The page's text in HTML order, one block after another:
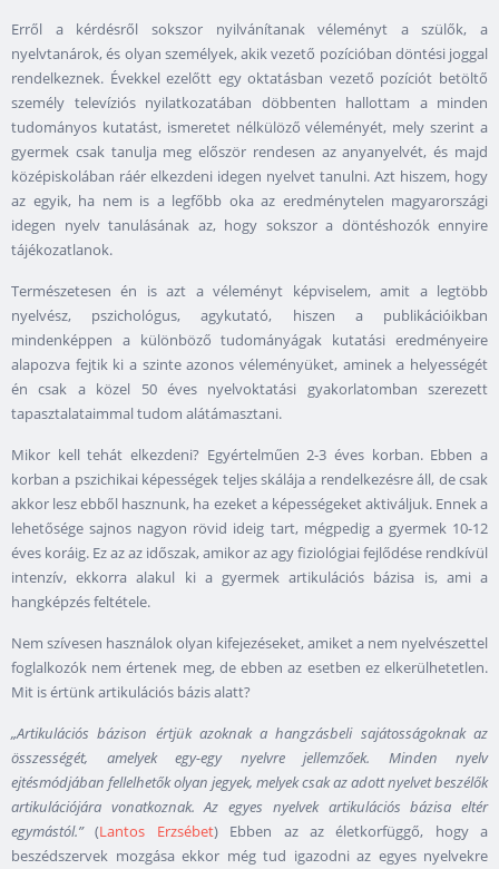
Erről a kérdésről sokszor nyilvánítanak véleményt a szülők, a
nyelvtanárok, és olyan személyek, akik vezető pozícióban döntési joggal
rendelkeznek. Évekkel ezelőtt egy oktatásban vezető pozíciót betöltő
személy televíziós nyilatkozatában döbbenten hallottam a minden
tudományos kutatást, ismeretet nélkülöző véleményét, mely szerint a
gyermek csak tanulja meg először rendesen az anyanyelvét, és majd
középiskolában ráér elkezdeni idegen nyelvet tanulni. Azt hiszem, hogy
az egyik, ha nem is a legfőbb oka az eredménytelen magyarországi
idegen nyelv tanulásának az, hogy sokszor a döntéshozók ennyire
tájékozatlanok.
Természetesen én is azt a véleményt képviselem, amit a legtöbb
nyelvész, pszichológus, agykutató, hiszen a publikációikban
mindenképpen a különböző tudományágak kutatási eredményeire
alapozva fejtik ki a szinte azonos véleményüket, aminek a helyességét
én csak a közel 50 éves nyelvoktatási gyakorlatomban szerezett
tapasztalataimmal tudom alátámasztani.
Mikor kell tehát elkezdeni? Egyértelműen 2-3 éves korban. Ebben a
korban a pszichikai képességek teljes skálája a rendelkezésre áll, de csak
akkor lesz ebből hasznunk, ha ezeket a képességeket aktiváljuk. Ennek a
lehetősége sajnos nagyon rövid ideig tart, mégpedig a gyermek 10-12
éves koráig. Ez az az időszak, amikor az agy fiziológiai fejlődése rendkívül
intenzív, ekkorra alakul ki a gyermek artikulációs bázisa is, ami a
hangképzés feltétele.
Nem szívesen használok olyan kifejezéseket, amiket a nem nyelvészettel
foglalkozók nem értenek meg, de ebben az esetben ez elkerülhetetlen.
Mit is értünk artikulációs bázis alatt?
„Artikulációs bázison értjük azoknak a hangzásbeli sajátosságoknak az
összességét, amelyek egy-egy nyelvre jellemzőek. Minden nyelv
ejtésmódjában fellelhetők olyan jegyek, melyek csak az adott nyelvet beszélők
artikulációjára vonatkoznak. Az egyes nyelvek artikulációs bázisa eltér
egymástól.”(Lantos Erzsébet) Ebben az az életkorfüggő, hogy a
beszédszervek mozgása ekkor még tud igazodni az egyes nyelvekre